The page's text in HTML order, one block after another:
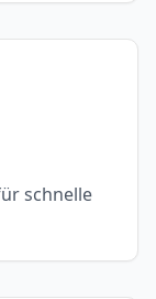
schnelle